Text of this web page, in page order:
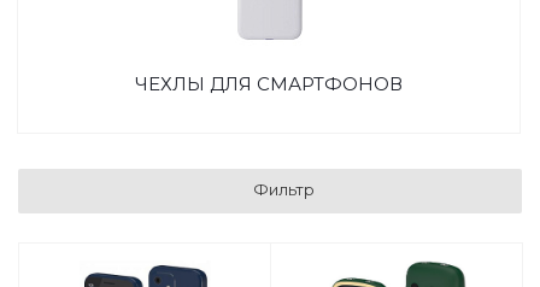
ЧЕХЛЫ ДЛЯ СМАРТФОНОВ
Фильтр